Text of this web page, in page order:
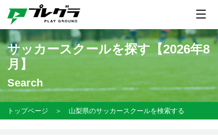
サッカースクールを探す【2026年8
月】
Search
トップページ ＞ 山梨県のサッカースクールを検索する